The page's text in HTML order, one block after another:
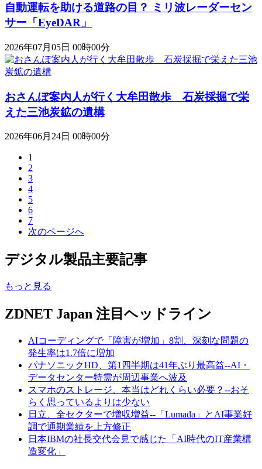
自動運転を助ける道路の目？ ミリ波レーダーセン
サー「EyeDAR」
2026年07月05日 00時00分
おさんぽ案内人が行く大牟田散歩 石炭採掘で栄
えた三池炭鉱の遺構
2026年06月24日 00時00分
1
2
3
4
5
6
7
次のページへ
デジタル製品主要記事
もっと見る
ZDNET Japan 注目ヘッドライン
AIコーディングで「障害が増加」8割、深刻な問題の
発生率は1.7倍に増加
パナソニックHD、第1四半期は41年ぶり最高益--AI・
データセンター特需が周辺事業へ波及
スマホのストレージ、本当はどれくらい必要？--おそ
らく思っているよりは少ない
日立、全セクターで増収増益--「Lumada」とAI事業好
調で通期業績を上方修正
日本IBMの社長交代会見で感じた「AI時代のIT産業構
造変化」